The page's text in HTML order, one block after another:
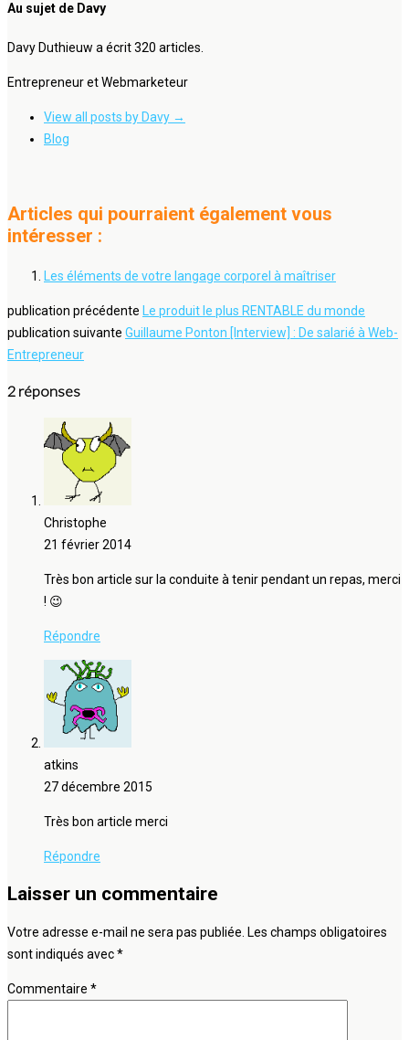
Au sujet de Davy
Davy Duthieuw a écrit 320 articles.
Entrepreneur et Webmarketeur
View all posts by Davy →
Blog
Articles qui pourraient également vous
intéresser :
Les éléments de votre langage corporel à maîtriser
publication précédente
Le produit le plus RENTABLE du monde
publication suivante Guillaume Ponton [Interview] : De salarié à Web-
Entrepreneur
2 réponses
Christophe
21 février 2014
Très bon article sur la conduite à tenir pendant un repas, merci
! 😉
Répondre
atkins
27 décembre 2015
Très bon article merci
Répondre
Laisser un commentaire
Votre adresse e-mail ne sera pas publiée. Les champs obligatoires
sont indiqués avec*
Commentaire *